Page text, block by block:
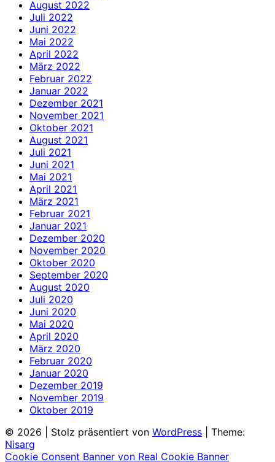
August 2022
Juli 2022
Juni 2022
Mai 2022
April 2022
März 2022
Februar 2022
Januar 2022
Dezember 2021
November 2021
Oktober 2021
August 2021
Juli 2021
Juni 2021
Mai 2021
April 2021
März 2021
Februar 2021
Januar 2021
Dezember 2020
November 2020
Oktober 2020
September 2020
August 2020
Juli 2020
Juni 2020
Mai 2020
April 2020
März 2020
Februar 2020
Januar 2020
Dezember 2019
November 2019
Oktober 2019
© 2026
Stolz präsentiert von WordPress
Theme:
Nisarg
Cookie Consent Banner von Real Cookie Banner